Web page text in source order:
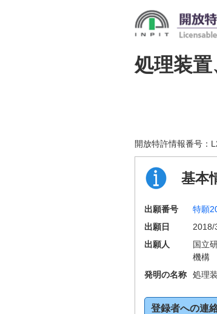
処理装
開放特許情報番号：
基本
出願番号 特願
出願日
2018/
出願人
国立
機構
発明の名称 処理
登録者への連